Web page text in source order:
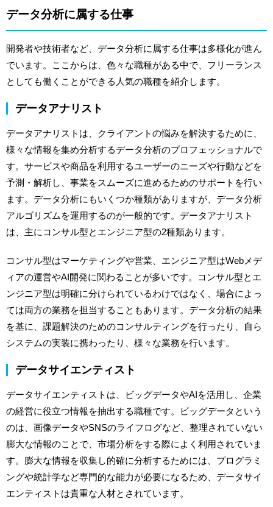
データ分析に属する仕事
開発者や技術者など、データ分析に属する仕事は多様化が進ん
でいます。ここからは、色々な職種がある中で、フリーランス
としても働くことができる人気の職種を紹介します。
データアナリスト
データアナリストは、クライアントの悩みを解決するために、
様々な情報を集め分析するデータ分析のプロフェッショナルで
す。サービスや商品を利用するユーザーのニーズや行動などを
予測・解析し、事業をスムーズに進めるためのサポートを行い
ます。データ分析にもいくつか種類がありますが、データ分析
アルゴリズムを運用するのが一般的です。データアナリスト
は、主にコンサル型とエンジニア型の2種類あります。
コンサル型はマーケティングや営業、エンジニア型はWebメデ
ィアの運営やAI開発に関わることが多いです。コンサル型とエ
ンジニア型は明確に分けられているわけではなく、場合によっ
ては両方の業務を担当することもあります。データ分析の結果
を基に、課題解決のためのコンサルティングを行ったり、自ら
システムの実装に携わったり、様々な業務を行います。
データサイエンティスト
データサイエンティストは、ビッグデータやAIを活用し、企業
の経営に役立つ情報を抽出する職種です。ビッグデータという
のは、画像データやSNSのライフログなど、整理されていない
膨大な情報のことで、市場分析をする際によく利用されていま
す。膨大な情報を収集し的確に分析するためには、プログラミ
ングや統計学など専門的な能力が必要になるため、データサイ
エンティストは貴重な人材とされています。